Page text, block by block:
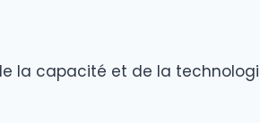
la capacité et de la